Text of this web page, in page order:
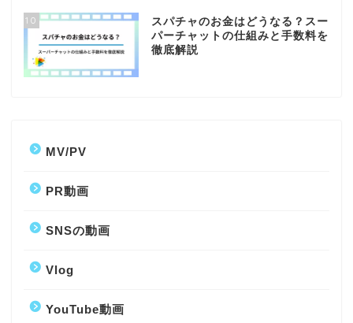
10
スパチャのお金はどうなる？スー
パーチャットの仕組みと手数料を
徹底解説
MV/PV
PR動画
SNSの動画
Vlog
YouTube動画